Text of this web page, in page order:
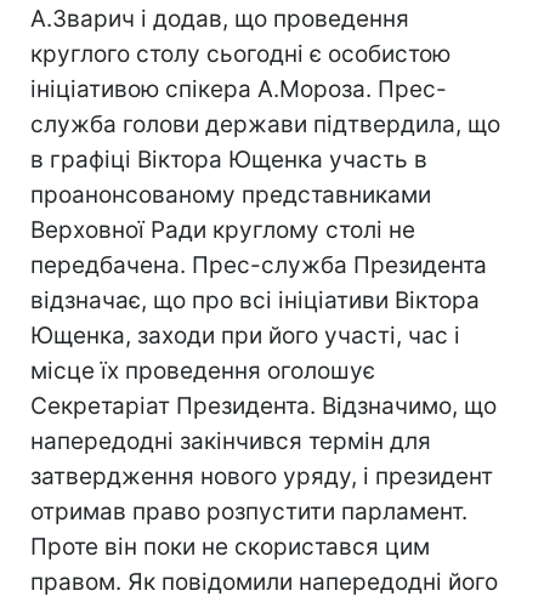
А.Зварич і додав, що проведення
круглого столу сьогодні є особистою
ініціативою спікера А.Мороза. Прес-
служба голови держави підтвердила, що
в графіці Віктора Ющенка участь в
проанонсованому представниками
Верховної Ради круглому столі не
передбачена. Прес-служба Президента
відзначає, що про всі ініціативи Віктора
Ющенка, заходи при його участі, час і
місце їх проведення оголошує
Секретаріат Президента. Відзначимо, що
напередодні закінчився термін для
затвердження нового уряду, і президент
отримав право розпустити парламент.
Проте він поки не скористався цим
правом. Як повідомили напередодні його